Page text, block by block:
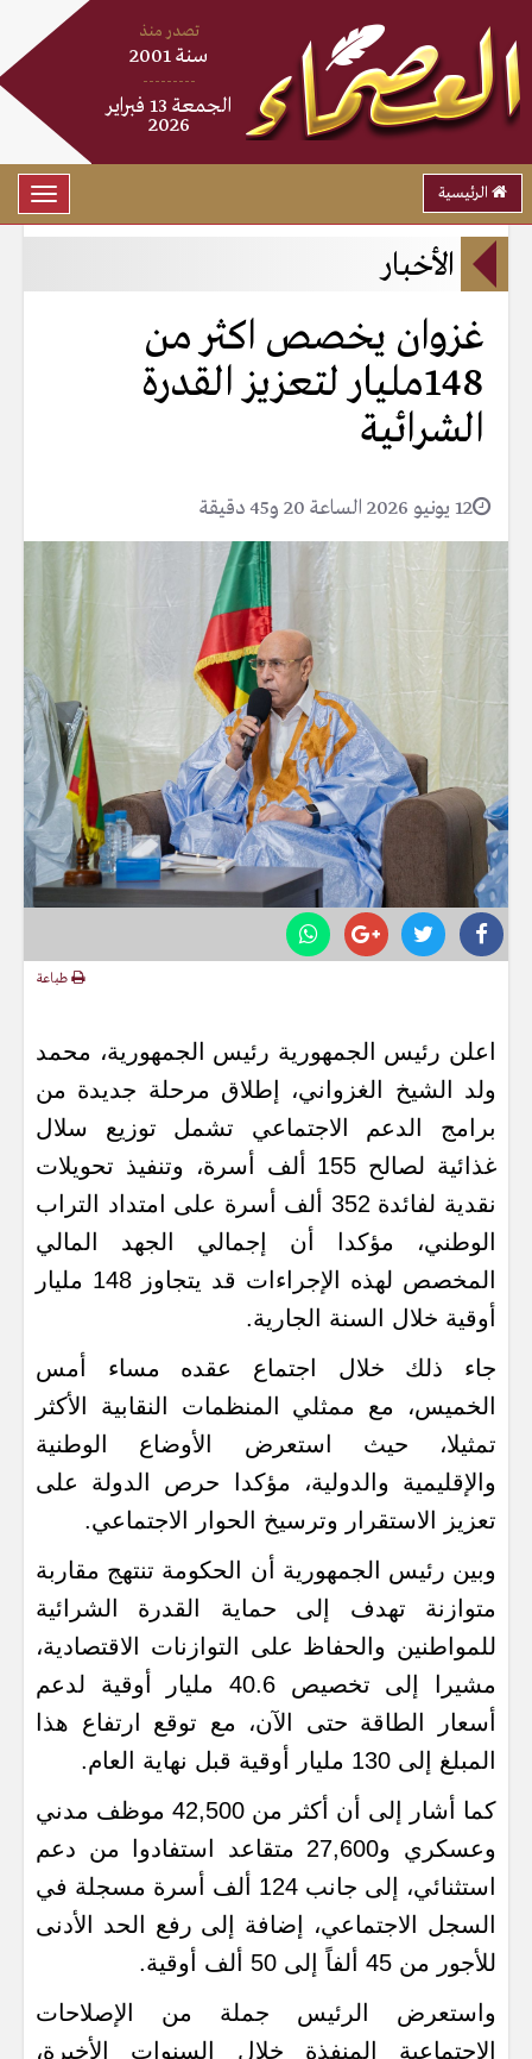
تصدر منذ
سنة 2001
---------
الجمعة 13 فبراير
2026
الرئيسية
الأخبار
غزوان يخصص اكثر من
148مليار لتعزيز القدرة
الشرائية
12 يونيو 2026 الساعة 20 و45 دقيقة
طباعة
اعلن رئيس الجمهورية رئيس الجمهورية، محمد
ولد الشيخ الغزواني، إطلاق مرحلة جديدة من
برامج الدعم الاجتماعي تشمل توزيع سلال
غذائية لصالح 155 ألف أسرة، وتنفيذ تحويلات
نقدية لفائدة 352 ألف أسرة على امتداد التراب
الوطني، مؤكدا أن إجمالي الجهد المالي
المخصص لهذه الإجراءات قد يتجاوز 148 مليار
أوقية خلال السنة الجارية.
جاء ذلك خلال اجتماع عقده مساء أمس
الخميس، مع ممثلي المنظمات النقابية الأكثر
تمثيلا، حيث استعرض الأوضاع الوطنية
والإقليمية والدولية، مؤكدا حرص الدولة على
تعزيز الاستقرار وترسيخ الحوار الاجتماعي.
وبين رئيس الجمهورية أن الحكومة تنتهج مقاربة
متوازنة تهدف إلى حماية القدرة الشرائية
للمواطنين والحفاظ على التوازنات الاقتصادية،
مشيرا إلى تخصيص 40.6 مليار أوقية لدعم
أسعار الطاقة حتى الآن، مع توقع ارتفاع هذا
المبلغ إلى 130 مليار أوقية قبل نهاية العام.
كما أشار إلى أن أكثر من 42,500 موظف مدني
وعسكري و27,600 متقاعد استفادوا من دعم
استثنائي، إلى جانب 124 ألف أسرة مسجلة في
السجل الاجتماعي، إضافة إلى رفع الحد الأدنى
للأجور من 45 ألفاً إلى 50 ألف أوقية.
واستعرض الرئيس جملة من الإصلاحات
الاجتماعية المنفذة خلال السنوات الأخيرة،